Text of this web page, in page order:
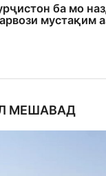
ба мо
мустақим
МЕШАВАД